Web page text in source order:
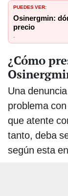
PUEDES VER:
Osinergmin:
precio
¿Cómo
Una
problema
que atente
tanto, deba
según esta